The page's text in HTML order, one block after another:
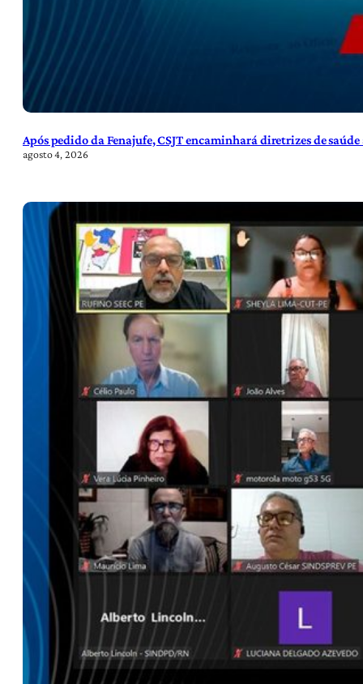
Após pedido da Fenajufe, CSJT encaminhará diretrizes de
agosto 4, 2026